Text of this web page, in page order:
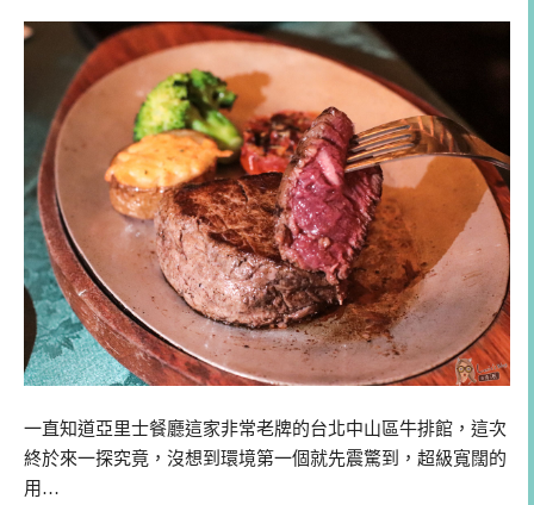
一直知道亞里士餐廳這家非常老牌的台北中山區牛排館，這次
終於來一探究竟，沒想到環境第一個就先震驚到，超級寬闊的
用…